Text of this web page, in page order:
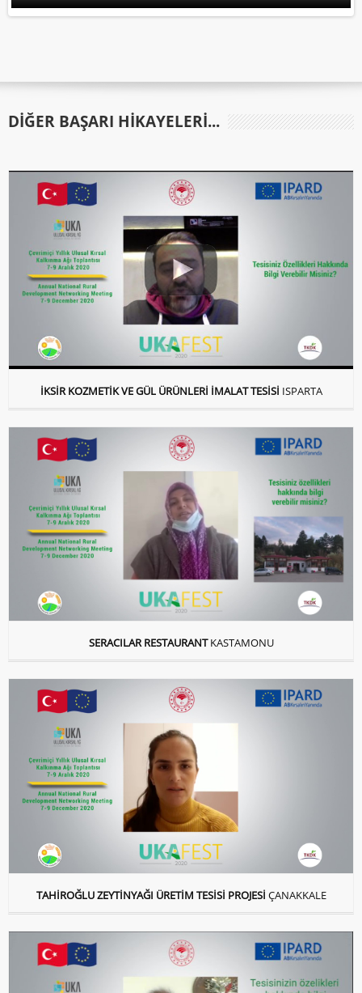
DIĞER BAŞARI HIKAYELERI...
İKSİR KOZMETİK VE GÜL ÜRÜNLERİ İMALAT TESİSİ ISPARTA
SERACILAR RESTAURANT KASTAMONU
TAHİROĞLU ZEYTİNYAĞI ÜRETİM TESİSİ PROJESİ ÇANAKKALE